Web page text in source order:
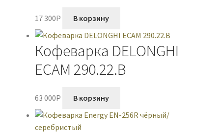
17 300P В корзину
Кофеварка DELONGHI
ECAM 290.22.B
63 000P В корзину